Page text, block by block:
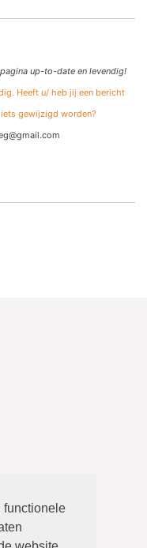
functionele
up-to-date en levendig!
Heeft u/ heb jij een bericht
gewijzigd worden?